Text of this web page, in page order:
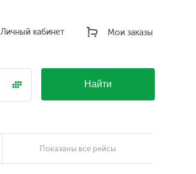
Мои заказы
Личный кабинет
Найти
Показаны все рейсы